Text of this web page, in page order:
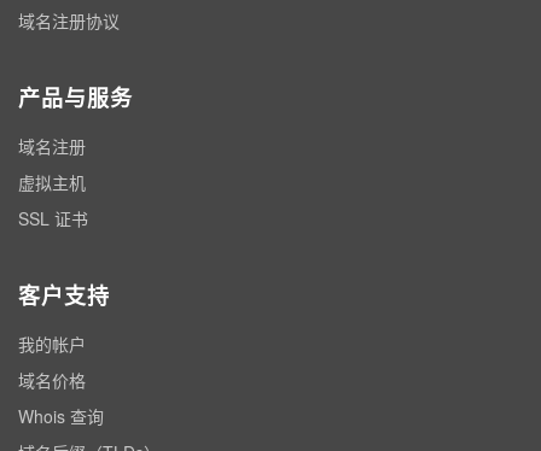
域名注册协议
产品与服务
域名注册
虚拟主机
SSL 证书
客户支持
我的帐户
域名价格
Whois 查询